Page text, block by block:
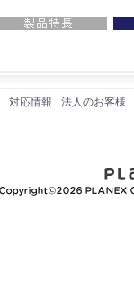
対応情報 法人のお客様